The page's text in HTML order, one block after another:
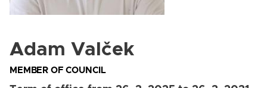
Adam Valček
MEMBER OF COUNCIL